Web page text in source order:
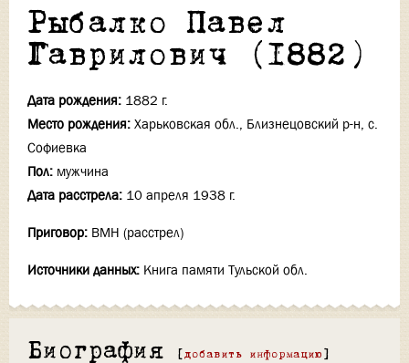
Рыбалко Павел
Гаврилович (1882)
Дата рождения: 1882 г.
Место рождения: Харьковская обл., Близнецовский р-н, с.
Софиевка
Пол: мужчина
Дата расстрела: 10 апреля 1938 г.
Приговор: ВМН (расстрел)
Источники данных: Книга памяти Тульской обл.
Биография [ добавить информацию ]